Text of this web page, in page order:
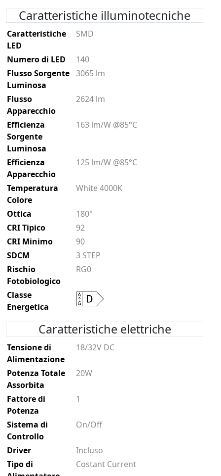
Caratteristiche illuminotecniche
Caratteristiche
LED
SMD
Numero di LED
140
Flusso Sorgente
Luminosa
3065 lm
Flusso
Apparecchio
2624 lm
Efficienza
Sorgente
Luminosa
163 lm/W @85°C
Efficienza
Apparecchio
125 lm/W @85°C
Temperatura
Colore
White 4000K
Ottica
180°
CRI Tipico
92
CRI Minimo
90
SDCM
3 STEP
Rischio
Fotobiologico
RG0
Classe
Energetica
Caratteristiche elettriche
Tensione di
Alimentazione
18/32V DC
Potenza Totale
Assorbita
20W
Fattore di
Potenza
1
Sistema di
Controllo
On/Off
Driver
Incluso
Tipo di
Costant Current